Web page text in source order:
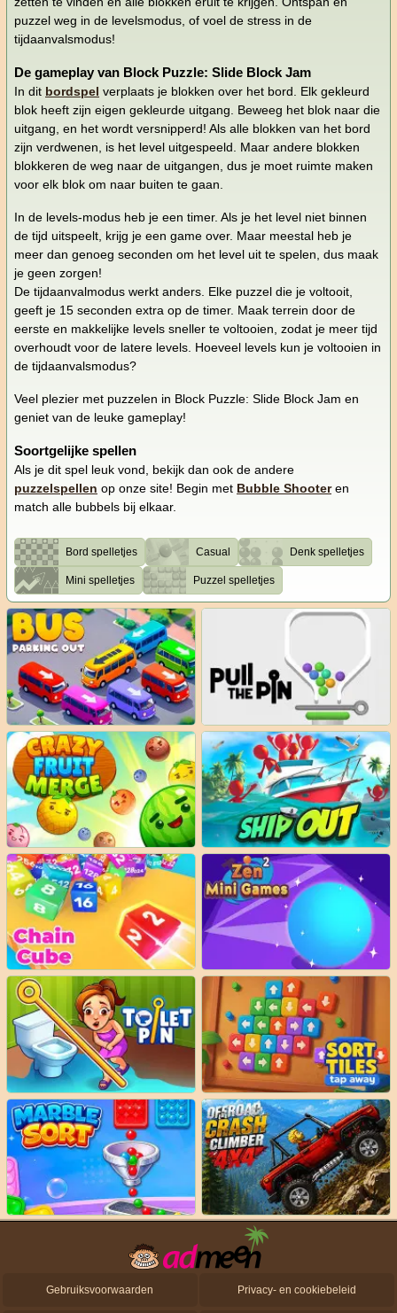
puzzel weg in de levelsmodus, of voel de stress in de
tijdaanvalsmodus!
De gameplay van Block Puzzle: Slide Block Jam
In dit bordspel verplaats je blokken over het bord. Elk gekleurd
blok heeft zijn eigen gekleurde uitgang. Beweeg het blok naar die
uitgang, en het wordt versnipperd! Als alle blokken van het bord
zijn verdwenen, is het level uitgespeeld. Maar andere blokken
blokkeren de weg naar de uitgangen, dus je moet ruimte maken
voor elk blok om naar buiten te gaan.
In de levels-modus heb je een timer. Als je het level niet binnen
de tijd uitspeelt, krijg je een game over. Maar meestal heb je
meer dan genoeg seconden om het level uit te spelen, dus maak
je geen zorgen!
De tijdaanvalmodus werkt anders. Elke puzzel die je voltooit,
geeft je 15 seconden extra op de timer. Maak terrein door de
eerste en makkelijke levels sneller te voltooien, zodat je meer tijd
overhoudt voor de latere levels. Hoeveel levels kun je voltooien in
de tijdaanvalsmodus?
Veel plezier met puzzelen in Block Puzzle: Slide Block Jam en
geniet van de leuke gameplay!
Soortgelijke spellen
Als je dit spel leuk vond, bekijk dan ook de andere
puzzelspellen op onze site! Begin met Bubble Shooteren
match alle bubbels bij elkaar.
Bord spelletjes Casual Denk spelletjes
Mini spelletjes Puzzel spelletjes
Gebruiksvoorwaarden Privacy- en cookiebeleid